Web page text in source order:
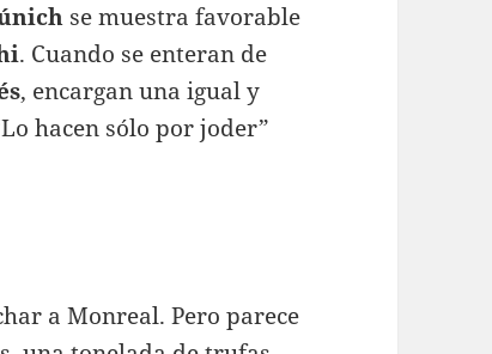
se muestra favorable
. Cuando se enteran de
, encargan una igual y
hacen sólo por joder”
a Monreal. Pero parece